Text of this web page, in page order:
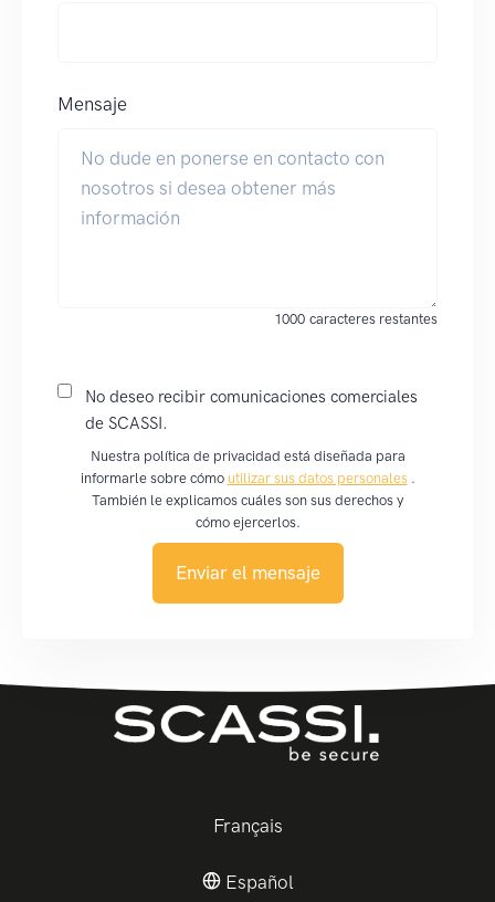
Mensaje
1000 caracteres restantes
No deseo recibir comunicaciones comerciales
de SCASSI.
Nuestra política de privacidad está diseñada para
informarle sobre cómo utilizar sus datos personales.
También le explicamos cuáles son sus derechos y
cómo ejercerlos.
Enviar el mensaje
Français
Español